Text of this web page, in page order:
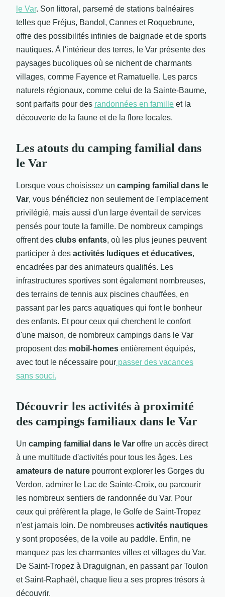
le Var. Son littoral, parsemé de stations balnéaires
telles que Fréjus, Bandol, Cannes et Roquebrune,
offre des possibilités infinies de baignade et de sports
nautiques. À l'intérieur des terres, le Var présente des
paysages bucoliques où se nichent de charmants
villages, comme Fayence et Ramatuelle. Les parcs
naturels régionaux, comme celui de la Sainte-Baume,
sont parfaits pour des randonnées en famille et la
découverte de la faune et de la flore locales.
Les atouts du camping familial dans
le Var
Lorsque vous choisissez un camping familial dans le
Var, vous bénéficiez non seulement de l'emplacement
privilégié, mais aussi d'un large éventail de services
pensés pour toute la famille. De nombreux campings
offrent des clubs enfants, où les plus jeunes peuvent
participer à des activités ludiques et éducatives,
encadrées par des animateurs qualifiés. Les
infrastructures sportives sont également nombreuses,
des terrains de tennis aux piscines chauffées, en
passant par les parcs aquatiques qui font le bonheur
des enfants. Et pour ceux qui cherchent le confort
d'une maison, de nombreux campings dans le Var
proposent des mobil-homes entièrement équipés,
avec tout le nécessaire pour passer des vacances
sans souci.
Découvrir les activités à proximité
des campings familiaux dans le Var
Un camping familial dans le Var offre un accès direct
à une multitude d'activités pour tous les âges. Les
amateurs de nature pourront explorer les Gorges du
Verdon, admirer le Lac de Sainte-Croix, ou parcourir
les nombreux sentiers de randonnée du Var. Pour
ceux qui préfèrent la plage, le Golfe de Saint-Tropez
n'est jamais loin. De nombreuses activités nautiques
y sont proposées, de la voile au paddle. Enfin, ne
manquez pas les charmantes villes et villages du Var.
De Saint-Tropez à Draguignan, en passant par Toulon
et Saint-Raphaël, chaque lieu a ses propres trésors à
découvrir.